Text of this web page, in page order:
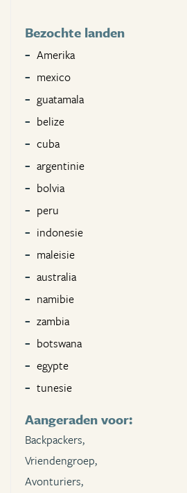
Bezochte landen
Amerika
mexico
guatamala
belize
cuba
argentinie
bolvia
peru
indonesie
maleisie
australia
namibie
zambia
botswana
egypte
tunesie
Aangeraden voor:
Backpackers,
Vriendengroep,
Avonturiers,